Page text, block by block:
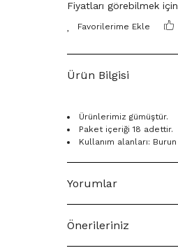
Fiyatları görebilmek için
Ürün Bilgisi
Ürünlerimiz gümüştür.
Paket içeriği 18 adettir.
Kullanım alanları: Burun
Yorumlar
Önerileriniz